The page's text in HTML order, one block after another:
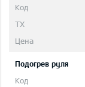
Подогрев руля